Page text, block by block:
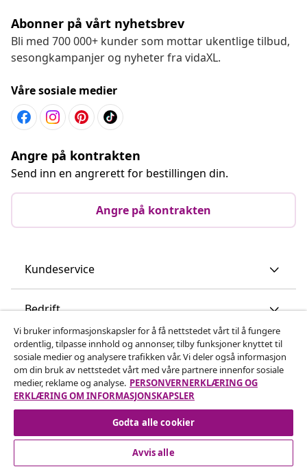
Abonner på vårt nyhetsbrev
Bli med 700 000+ kunder som mottar ukentlige tilbud,
sesongkampanjer og nyheter fra vidaXL.
Våre sosiale medier
Angre på kontrakten
Send inn en angrerett for bestillingen din.
Angre på kontrakten
Kundeservice
Bedrift
vidaXL
Oppdag mer
Vi bruker informasjonskapsler for å få nettstedet vårt til å fungere
ordentlig, tilpasse innhold og annonser, tilby funksjoner knyttet til
sosiale medier og analysere trafikken vår. Vi deler også informasjon
om din bruk av nettstedet vårt med våre partnere innenfor sosiale
medier, reklame og analyse. PERSONVERNERKLÆRING OG
ERKLÆRING OM INFORMASJONSKAPSLER
Godta alle cookier
Avvis alle